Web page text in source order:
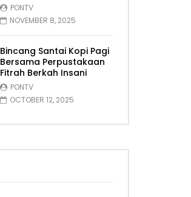
PONTV
NOVEMBER 8, 2025
Bincang Santai Kopi Pagi
Bersama Perpustakaan
Fitrah Berkah Insani
PONTV
OCTOBER 12, 2025